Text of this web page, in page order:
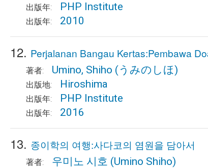
出版年: PHP Institute
出版年: 2010
12. Perjalanan Bangau Kertas:Pembawa
著者: Umino, Shiho (うみのしほ)
出版地: Hiroshima
出版年: PHP Institute
出版年: 2016
13. 종이학의 여행:사다코의 염원을 담아서
著者: 우미노 시호 (Umino Shiho)